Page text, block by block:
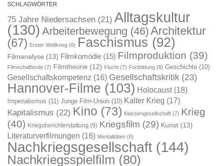
SCHLAGWÖRTER
75 Jahre Niedersachsen (21) Alltagskultur
(130) Arbeiterbewegung (46) Architektur
(67) Erster Weltkrieg (8) Faschismus (92)
Filmanalyse (13) Filmkomödie (15) Filmproduktion (39)
Filmschaffende (7) Filmtheorie (12) Flucht (7) Fortbildung (8) Geschichte (10)
Gesellschaftskompetenz (16) Gesellschaftskritik (23)
Hannover-Filme (103) Holocaust(18)
Imperialismus (11) Junge Film-Union (10) Kalter Krieg (17)
Kapitalismus (22) Kino (73) Klassengesellschaft (7) Krieg
(40) Kriegsberichterstattung (9) Kriegsfilm (29) Kunst (13)
Literaturverfilmungen (16) Mentalitäten (8)
Nachkriegsgesellschaft (144)
Nachkriegsspielfilm (80)